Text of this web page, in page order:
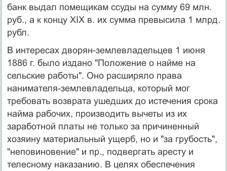
банк выдал помещикам ссуды на сумму 69 млн.
руб., а к концу XIX в. их сумма превысила 1 млрд.
рубл.
В интересах дворян-землевладельцев 1 июня
1886 г. было издано "Положение о найме на
сельские работы". Оно расширяло права
нанимателя-землевладельца, который мог
требовать возврата ушедших до истечения срока
найма рабочих, производить вычеты из их
заработной платы не только за причиненный
хозяину материальный ущерб, но и "за грубость",
"неповиновение" и пр., подвергать аресту и
телесному наказанию. В целях обеспечения